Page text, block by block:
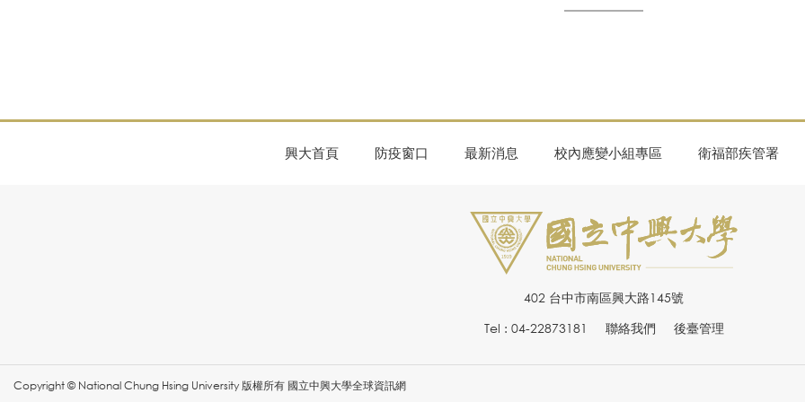
興大首頁 防疫窗口 最新消息 校內應變小組專區 衛福部疾管署
402 台中市南區興大路145號
Tel : 04-22873181
聯絡我們 後臺管理
Copyright © National Chung Hsing University 版權所有 國立中興大學全球資訊網